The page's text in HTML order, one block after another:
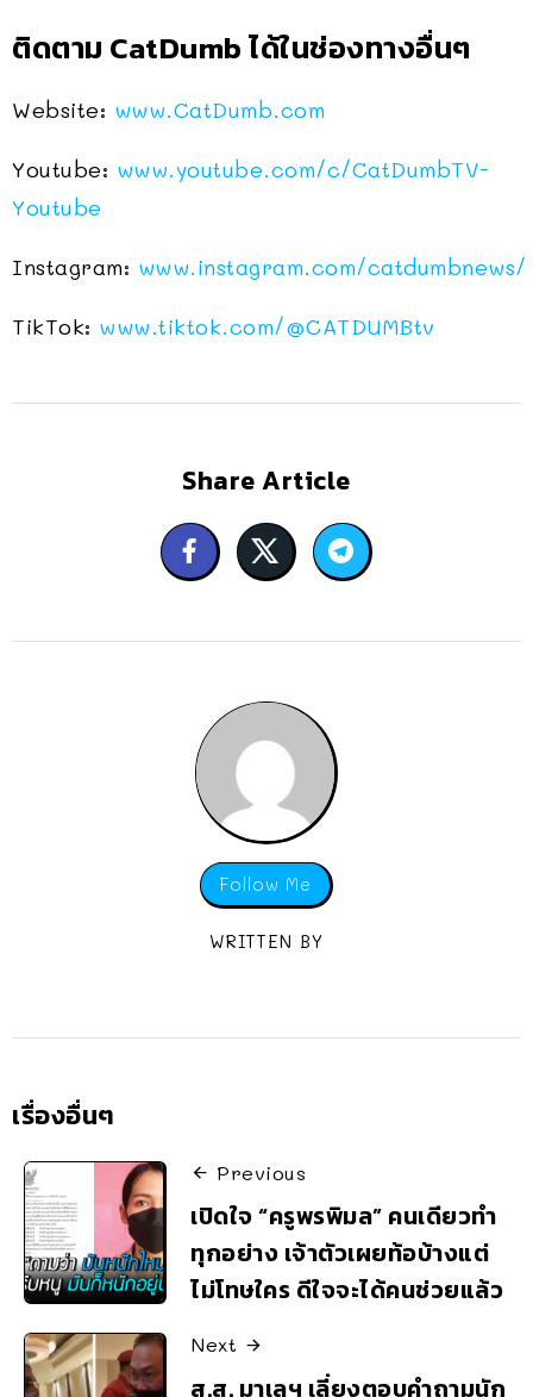
ติดตาม CatDumb ได้ในช่องทางอื่นๆ
Website: www.CatDumb.com
Youtube: www.youtube.com/c/CatDumbTV-
Youtube
Instagram: www.instagram.com/catdumbnews/
TikTok: www.tiktok.com/@CATDUMBtv
Share Article
Follow Me
WRITTEN BY
เรื่องอื่นๆ
Previous
เปิดใจ “ครูพรพิมล” คนเดียวทำ
ทุกอย่าง เจ้าตัวเผยท้อบ้างแต่
ไม่โทษใคร ดีใจจะได้คนช่วยแล้ว
Next
ส.ส. มาเลฯ เลี่ยงตอบคำถามนัก